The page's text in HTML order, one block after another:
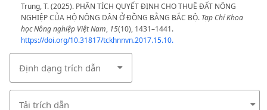
Trung, T. (2025). PHÂN TÍCH QUYẾT ĐỊNH CHO THUÊ ĐẤT NÔNG
NGHIỆP CỦA HỘ NÔNG DÂN Ở ĐỒNG BẰNG BẮC BỘ. Tạp Chí Khoa
học Nông nghiệp Việt Nam, 15(10), 1431–1441.
https://doi.org/10.31817/tckhnnvn.2017.15.10.
Định dạng trích dẫn
Tải trích dẫn